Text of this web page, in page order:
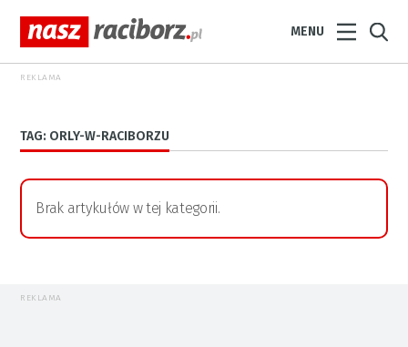
MENU
REKLAMA
TAG: ORLY-W-RACIBORZU
Brak artykułów w tej kategorii.
REKLAMA